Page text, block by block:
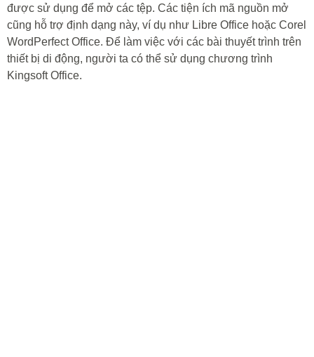
được sử dụng để mở các tệp. Các tiện ích mã nguồn mở
cũng hỗ trợ định dạng này, ví dụ như Libre Office hoặc Corel
WordPerfect Office. Để làm việc với các bài thuyết trình trên
thiết bị di động, người ta có thể sử dụng chương trình
Kingsoft Office.